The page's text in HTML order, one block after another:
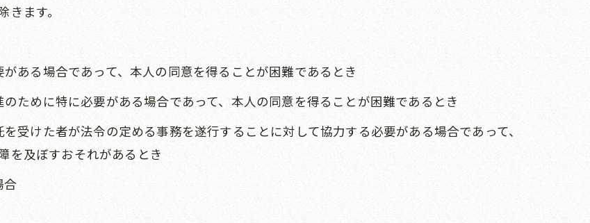
ます。
ある場合であって、本人の同意を得ることが困難であるとき
ために特に必要がある場合であって、本人の同意を得ることが困難であるとき
受けた者が法令の定める事務を遂行することに対して協力する必要がある場合であって、
を及ぼすおそれがあるとき
合